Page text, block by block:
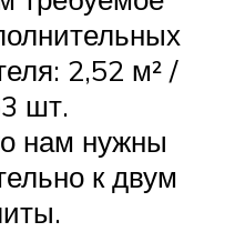
2,52 м² /
шт.
нам нужны
к двум